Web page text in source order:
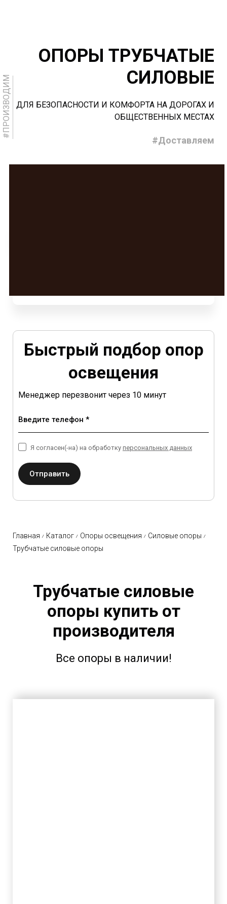
#ПРОИЗВОДИМ
ОПОРЫ ТРУБЧАТЫЕ
СИЛОВЫЕ
ДЛЯ БЕЗОПАСНОСТИ И КОМФОРТА НА ДОРОГАХ И
ОБЩЕСТВЕННЫХ МЕСТАХ
#Доставляем
Быстрый подбор опор
освещения
Менеджер перезвонит через 10 минут
Введите телефон *
Отправить
Я согласен(-на) на обработку персональных данных
Главная Каталог Опоры освещения
Силовые опоры
Трубчатые силовые опоры
Трубчатые силовые
опоры купить от
производителя
Все опоры в наличии!